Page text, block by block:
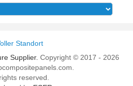
Standort
Supplier. Copyright © 2017 - 2026
reserved.